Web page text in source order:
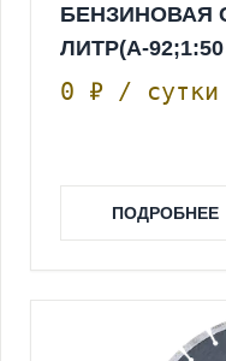
БЕНЗИНОВАЯ
ЛИТР(А-92;1:50
0 ₽ / сутки
ПОДРОБНЕЕ